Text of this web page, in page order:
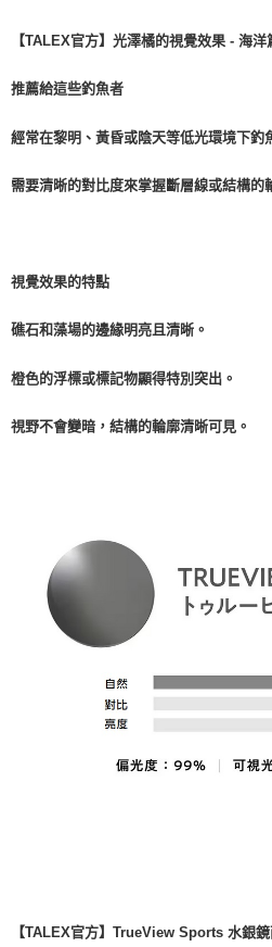
【TALEX官方】光澤橘的視覺效果 - 海洋
推薦給這些釣魚者
經常在黎明、黃昏或陰天等低光環境下釣
需要清晰的對比度來掌握斷層線或結構的
視覺效果的特點
礁石和藻場的邊緣明亮且清晰。
橙色的浮標或標記物顯得特別突出。
視野不會變暗，結構的輪廓清晰可見。
【TALEX官方】TrueView Sports 水銀